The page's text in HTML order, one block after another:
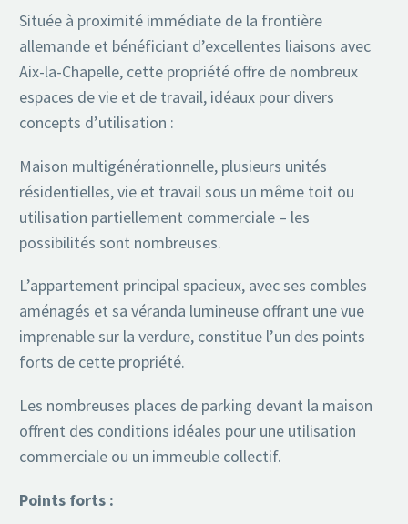
Située à proximité immédiate de la frontière
allemande et bénéficiant d’excellentes liaisons avec
Aix-la-Chapelle, cette propriété offre de nombreux
espaces de vie et de travail, idéaux pour divers
concepts d’utilisation :
Maison multigénérationnelle, plusieurs unités
résidentielles, vie et travail sous un même toit ou
utilisation partiellement commerciale – les
possibilités sont nombreuses.
L’appartement principal spacieux, avec ses combles
aménagés et sa véranda lumineuse offrant une vue
imprenable sur la verdure, constitue l’un des points
forts de cette propriété.
Les nombreuses places de parking devant la maison
offrent des conditions idéales pour une utilisation
commerciale ou un immeuble collectif.
Points forts :